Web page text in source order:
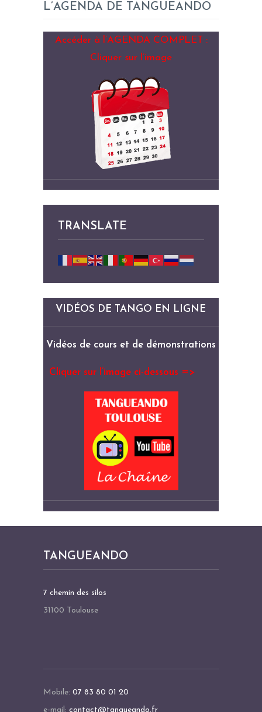
L’AGENDA DE TANGUEANDO
Accéder à l’AGENDA COMPLET :
Cliquer sur l’image
TRANSLATE
VIDÉOS DE TANGO EN LIGNE
Vidéos de cours et de démonstrations
Cliquer sur l’image ci-dessous =>
TANGUEANDO
7 chemin des silos
31100 Toulouse
Mobile: 07 83 80 01 20
e-mail: contact@tangueando.fr